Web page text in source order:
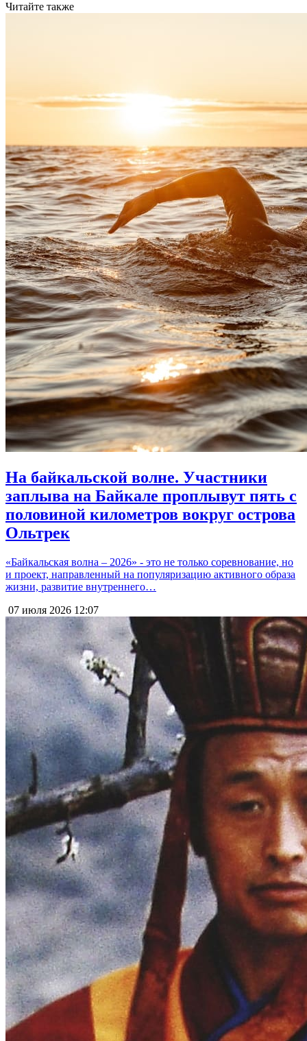
Читайте также
На байкальской волне. Участники
заплыва на Байкале проплывут пять с
половиной километров вокруг острова
Ольтрек
«Байкальская волна – 2026» - это не только соревнование, но
и проект, направленный на популяризацию активного образа
жизни, развитие внутреннего…
07 июля 2026 12:07